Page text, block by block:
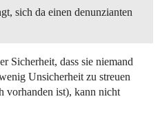
sich da einen denunzianten
Sicherheit, dass sie niemand
Unsicherheit zu streuen
vorhanden ist), kann nicht